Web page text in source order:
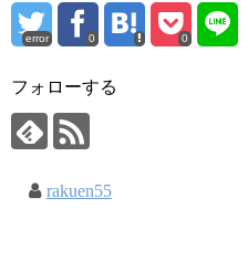
error 0 0
フォローする
rakuen55